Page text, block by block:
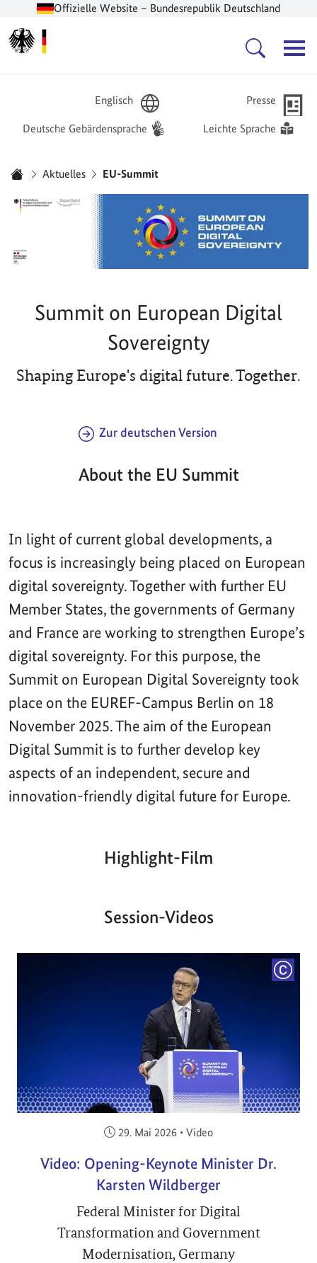
Offizielle Website – Bundesrepublik Deutschland
Englisch Presse
Deutsche Gebärdensprache Leichte Sprache
Aktuelles EU-Summit
Summit on European Digital
Sovereignty
Shaping Europe's digital future. Together.
Zur deutschen Version
About the EU Summit
In light of current global developments, a
focus is increasingly being placed on European
digital sovereignty. Together with further EU
Member States, the governments of Germany
and France are working to strengthen Europe’s
digital sovereignty. For this purpose, the
Summit on European Digital Sovereignty took
place on the EUREF-Campus Berlin on 18
November 2025. The aim of the European
Digital Summit is to further develop key
aspects of an independent, secure and
innovation-friendly digital future for Europe.
Highlight-Film
Aktueller
00:00| 00:00
Session-Videos
Veröffentlicht am:
29. Mai 2026 • Video
Video: Opening-Keynote Minister Dr.
Karsten Wildberger
Federal Minister for Digital
Transformation and Government
Modernisation, Germany